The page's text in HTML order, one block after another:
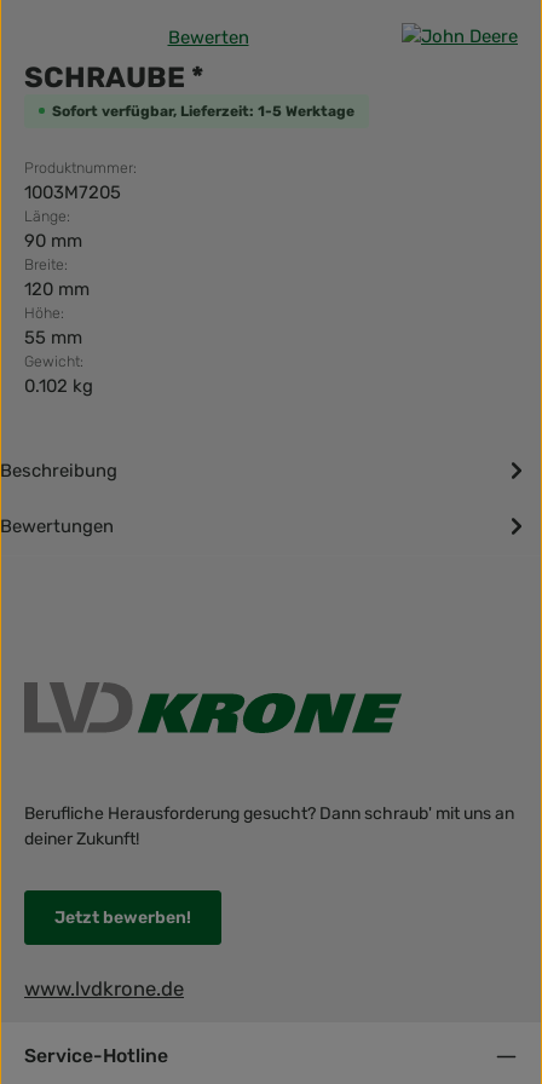
Durchschnittliche Bewertung von 0 von 5 Sternen
Bewerten
SCHRAUBE *
Sofort verfügbar, Lieferzeit: 1-5 Werktage
Produktnummer:
1003M7205
Länge:
90 mm
Breite:
120 mm
Höhe:
55 mm
Gewicht:
0.102 kg
Beschreibung
Bewertungen
Berufliche Herausforderung gesucht? Dann schraub' mit uns an
deiner Zukunft!
Jetzt bewerben!
www.lvdkrone.de
Service-Hotline